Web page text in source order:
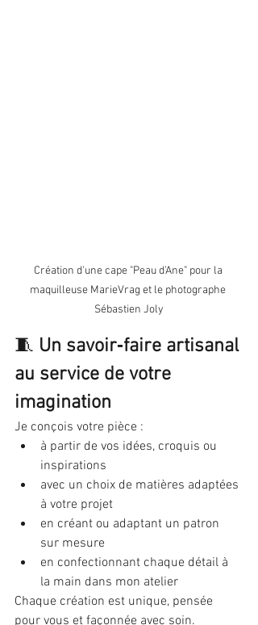
Création d'une cape "Peau d'Ane" pour la
maquilleuse MarieVrag et le photographe
Sébastien Joly
🧵 Un savoir‑faire artisanal
au service de votre
imagination
Je conçois votre pièce :
à partir de vos idées, croquis ou
inspirations
avec un choix de matières adaptées
à votre projet
en créant ou adaptant un patron
sur mesure
en confectionnant chaque détail à
la main dans mon atelier
Chaque création est unique, pensée
pour vous et façonnée avec soin.